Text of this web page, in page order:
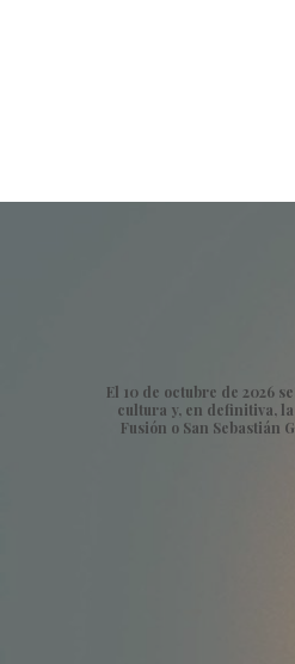
El 10 de octubre de 2026
cultura y, en definitiva,
Fusión o San